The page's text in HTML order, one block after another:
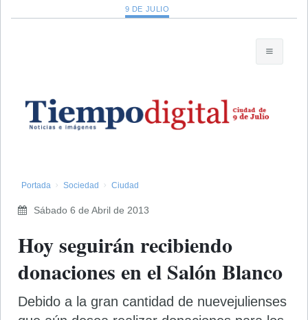
9 DE JULIO
Portada Sociedad Ciudad
Sábado 6 de Abril de 2013
Hoy seguirán recibiendo
donaciones en el Salón Blanco
Debido a la gran cantidad de nuevejulienses